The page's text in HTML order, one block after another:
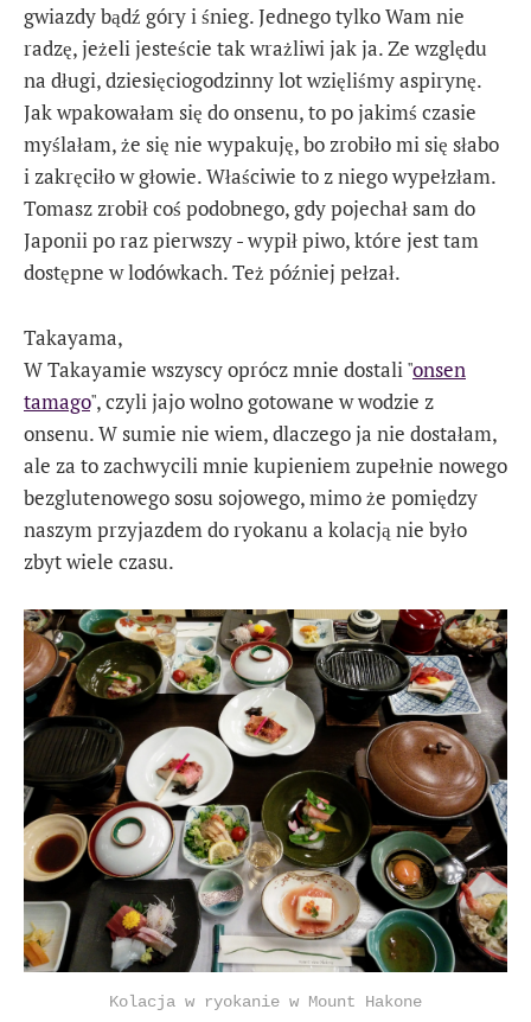
gwiazdy bądź góry i śnieg. Jednego tylko Wam nie
radzę, jeżeli jesteście tak wrażliwi jak ja. Ze względu
na długi, dziesięciogodzinny lot wzięliśmy aspirynę.
Jak wpakowałam się do onsenu, to po jakimś czasie
myślałam, że się nie wypakuję, bo zrobiło mi się słabo
i zakręciło w głowie. Właściwie to z niego wypełzłam.
Tomasz zrobił coś podobnego, gdy pojechał sam do
Japonii po raz pierwszy - wypił piwo, które jest tam
dostępne w lodówkach. Też później pełzał.
Takayama,
W Takayamie wszyscy oprócz mnie dostali "onsen
tamago", czyli jajo wolno gotowane w wodzie z
onsenu. W sumie nie wiem, dlaczego ja nie dostałam,
ale za to zachwycili mnie kupieniem zupełnie nowego
bezglutenowego sosu sojowego, mimo że pomiędzy
naszym przyjazdem do ryokanu a kolacją nie było
zbyt wiele czasu.
Kolacja w ryokanie w Mount Hakone